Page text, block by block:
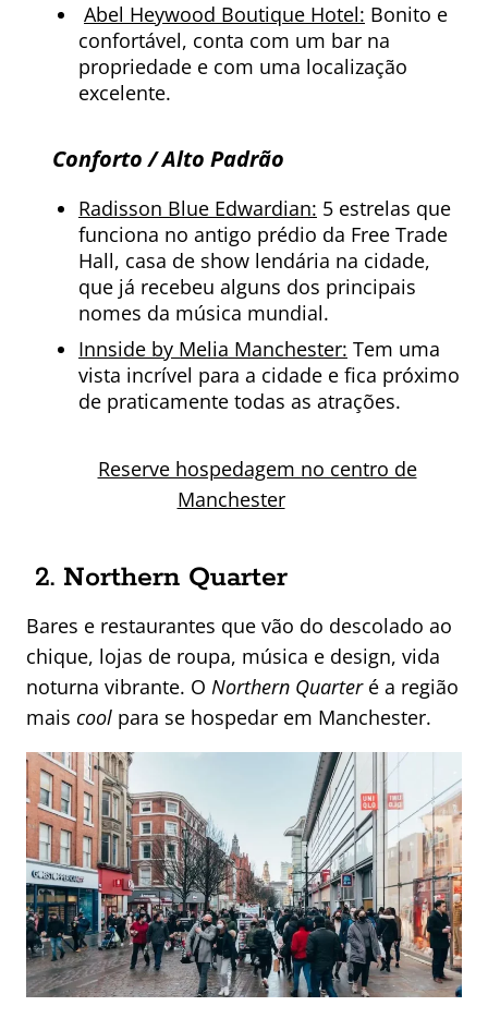
Abel Heywood Boutique Hotel: Bonito e
confortável, conta com um bar na
propriedade e com uma localização
excelente.
Conforto / Alto Padrão
Radisson Blue Edwardian: 5 estrelas que
funciona no antigo prédio da Free Trade
Hall, casa de show lendária na cidade,
que já recebeu alguns dos principais
nomes da música mundial.
Innside by Melia Manchester: Tem uma
vista incrível para a cidade e fica próximo
de praticamente todas as atrações.
Reserve hospedagem no centro de
Manchester
2. Northern Quarter
Bares e restaurantes que vão do descolado ao
chique, lojas de roupa, música e design, vida
noturna vibrante. O Northern Quarteré a região
mais cool para se hospedar em Manchester.